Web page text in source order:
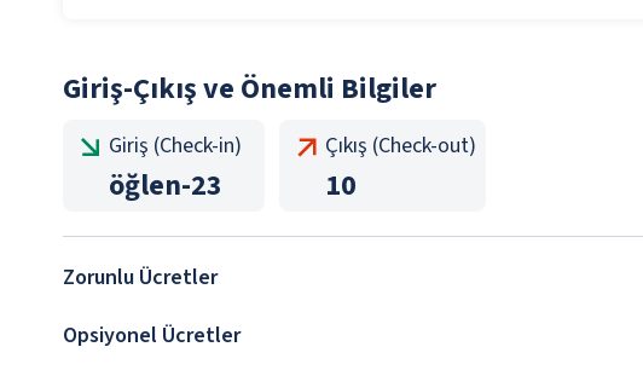
Giriş-Çıkış ve Önemli Bilgiler
Giriş (Check-in)
öğlen-23
Çıkış (Check-out)
10
Zorunlu Ücretler
Opsiyonel Ücretler